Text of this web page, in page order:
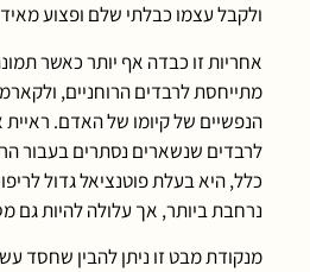
ולקבל עצמו כבלתי שלם ופצוע
אחריות זו כבדה אף יותר כאשר
מתייחסת לרבדים הרוחניים,
הנפשיים של קיומו של האדם.
לרבדים שנשארים נסתרים בעבור
כלל, היא בעלת פוטנציאל גדול
נרחבת ביותר, אך עלולה להיות גם
מנקודת מבט זו ניתן להבין שחסד